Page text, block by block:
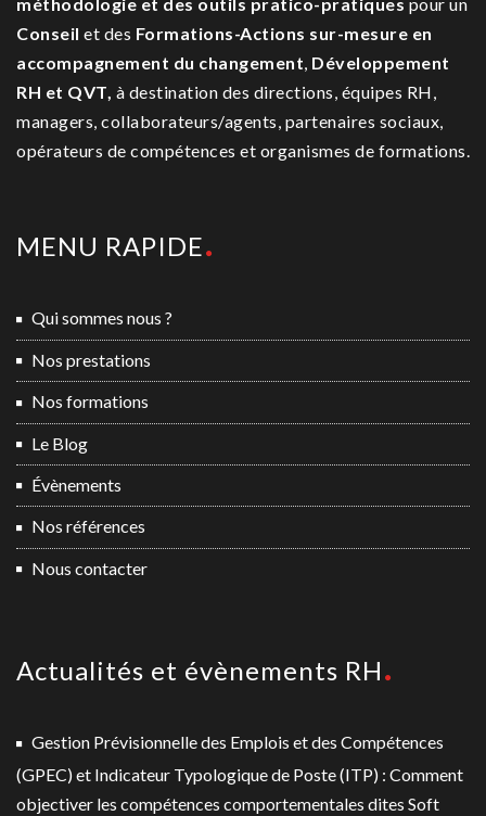
Conseil et des Formations-Actions sur-mesure en
accompagnement du changement, Développement
RH et QVT, à destination des directions, équipes RH,
managers, collaborateurs/agents, partenaires sociaux,
opérateurs de compétences et organismes de formations.
MENU RAPIDE
Qui sommes nous ?
Nos prestations
Nos formations
Le Blog
Évènements
Nos références
Nous contacter
Actualités et évènements RH
Gestion Prévisionnelle des Emplois et des Compétences
(GPEC) et Indicateur Typologique de Poste (ITP) : Comment
objectiver les compétences comportementales dites Soft